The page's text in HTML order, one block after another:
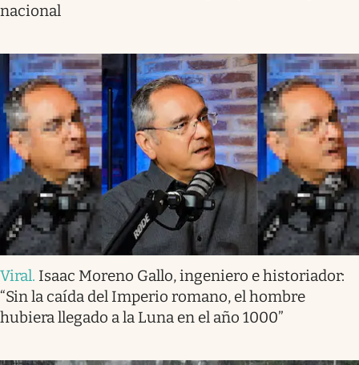
nacional
Viral. Isaac Moreno Gallo, ingeniero e historiador:
“Sin la caída del Imperio romano, el hombre
hubiera llegado a la Luna en el año 1000”